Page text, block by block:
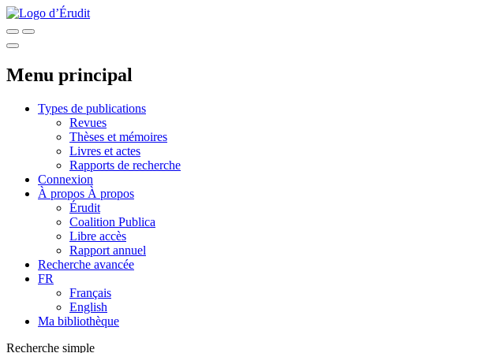
Menu principal
Types de publications
Revues
Thèses et mémoires
Livres et actes
Rapports de recherche
Connexion
À propos À propos
Érudit
Coalition Publica
Libre accès
Rapport annuel
Recherche avancée
FR
Français
English
Ma bibliothèque
Recherche simple